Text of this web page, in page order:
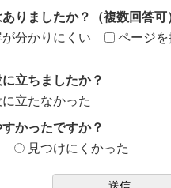
りましたか？（複数回答可
が分かりにくい ページ
立ちましたか？
立たなかった
かったですか？
見つけにくかった